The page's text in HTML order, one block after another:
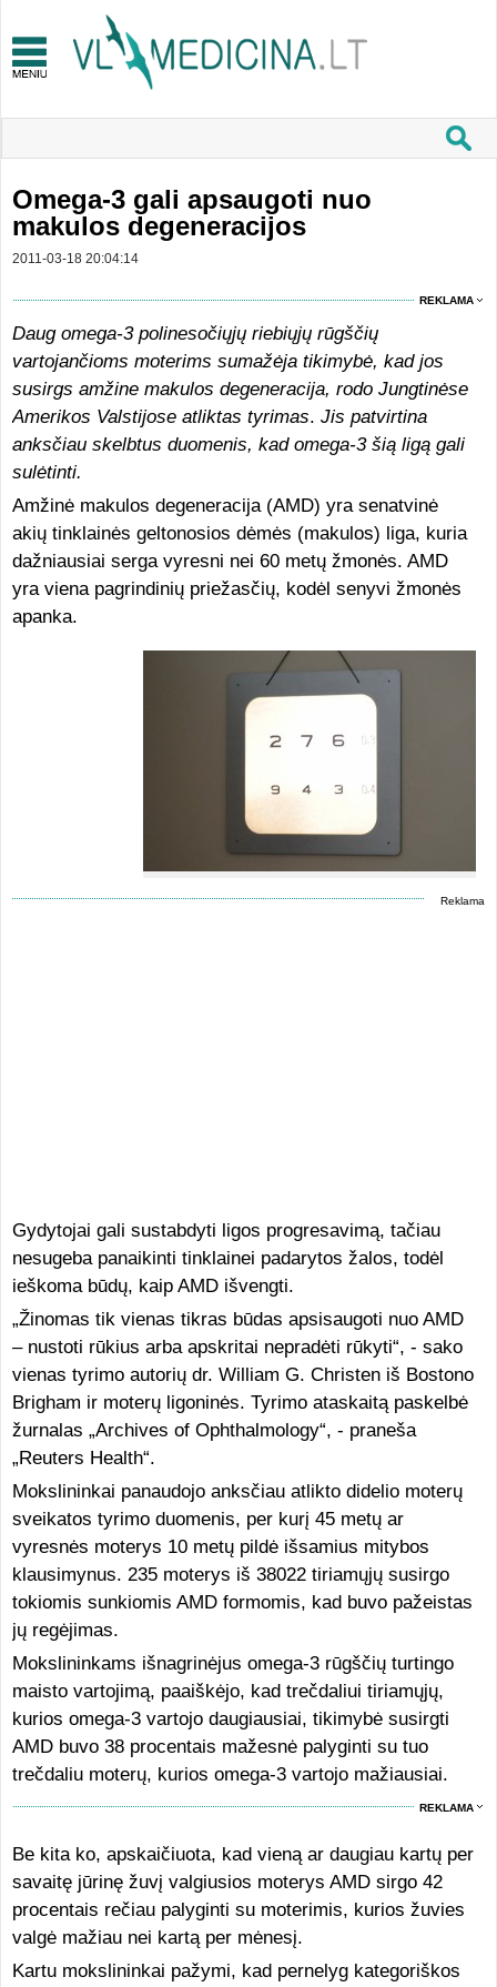
Omega-3 gali apsaugoti nuo
makulos degeneracijos
2011-03-18 20:04:14
REKLAMA
Daug omega-3 polinesočiųjų riebiųjų rūgščių
vartojančioms moterims sumažėja tikimybė, kad jos
susirgs amžine makulos degeneracija, rodo Jungtinėse
Amerikos Valstijose atliktas tyrimas. Jis patvirtina
anksčiau skelbtus duomenis, kad omega-3 šią ligą gali
sulėtinti.
Amžinė makulos degeneracija (AMD) yra senatvinė
akių tinklainės geltonosios dėmės (makulos) liga, kuria
dažniausiai serga vyresni nei 60 metų žmonės. AMD
yra viena pagrindinių priežasčių, kodėl senyvi žmonės
apanka.
Reklama
Gydytojai gali sustabdyti ligos progresavimą, tačiau
nesugeba panaikinti tinklainei padarytos žalos, todėl
ieškoma būdų, kaip AMD išvengti.
„Žinomas tik vienas tikras būdas apsisaugoti nuo AMD
– nustoti rūkius arba apskritai nepradėti rūkyti“, - sako
vienas tyrimo autorių dr. William G. Christen iš Bostono
Brigham ir moterų ligoninės. Tyrimo ataskaitą paskelbė
žurnalas „Archives of Ophthalmology“, - praneša
„Reuters Health“.
Mokslininkai panaudojo anksčiau atlikto didelio moterų
sveikatos tyrimo duomenis, per kurį 45 metų ar
vyresnės moterys 10 metų pildė išsamius mitybos
klausimynus. 235 moterys iš 38022 tiriamųjų susirgo
tokiomis sunkiomis AMD formomis, kad buvo pažeistas
jų regėjimas.
Mokslininkams išnagrinėjus omega-3 rūgščių turtingo
maisto vartojimą, paaiškėjo, kad trečdaliui tiriamųjų,
kurios omega-3 vartojo daugiausiai, tikimybė susirgti
AMD buvo 38 procentais mažesnė palyginti su tuo
trečdaliu moterų, kurios omega-3 vartojo mažiausiai.
REKLAMA
Be kita ko, apskaičiuota, kad vieną ar daugiau kartų per
savaitę jūrinę žuvį valgiusios moterys AMD sirgo 42
procentais rečiau palyginti su moterimis, kurios žuvies
valgė mažiau nei kartą per mėnesį.
Kartu mokslininkai pažymi, kad pernelyg kategoriškos